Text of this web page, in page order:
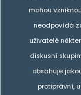
mohou
neodpovídá
uživatelé
diskusní
obsahuje
protiprávní,